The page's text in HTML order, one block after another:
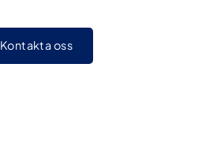
Kontakta oss